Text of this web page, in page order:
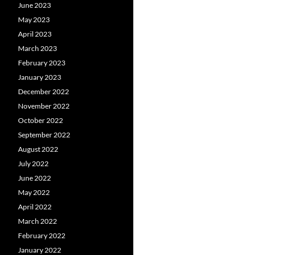
June 2023
May 2023
April 2023
March 2023
February 2023
January 2023
December 2022
November 2022
October 2022
September 2022
August 2022
July 2022
June 2022
May 2022
April 2022
March 2022
February 2022
January 2022